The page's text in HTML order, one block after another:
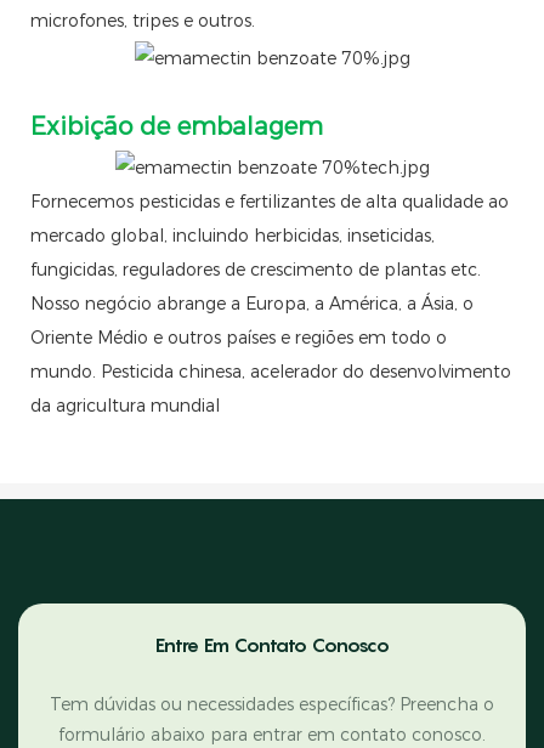
microfones, tripes e outros.
Exibição de embalagem
Fornecemos pesticidas e fertilizantes de alta qualidade ao
mercado global, incluindo herbicidas, inseticidas,
fungicidas, reguladores de crescimento de plantas etc.
Nosso negócio abrange a Europa, a América, a Ásia, o
Oriente Médio e outros países e regiões em todo o
mundo. Pesticida chinesa, acelerador do desenvolvimento
da agricultura mundial
Entre Em Contato Conosco
Tem dúvidas ou necessidades específicas? Preencha o
formulário abaixo para entrar em contato conosco.